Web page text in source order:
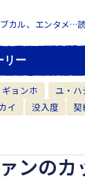
カル、エンタメ…
リー
ョンホ ユ・ハ
イ 没入度 契
ンの